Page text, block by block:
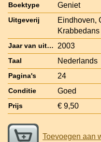
Boektype Geniet
Uitgeverij
Eindhoven,
Krabbedans
Jaar van uitgave 2003
Taal Nederlands
Pagina's 24
Conditie Goed
Prijs € 9,50
Toevoegen aan